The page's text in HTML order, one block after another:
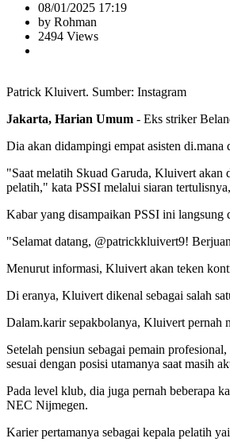
08/01/2025 17:19
by Rohman
2494 Views
Patrick Kluivert. Sumber: Instagram
Jakarta, Harian Umum - Eks striker
Dia akan didampingi empat asisten
"Saat melatih Skuad Garuda, Kluivert akan
pelatih," kata PSSI melalui siaran
Kabar yang disampaikan PSSI ini langsung
"Selamat datang, @patrickkluivert9!
Menurut informasi, Kluivert akan teken
Di eranya, Kluivert dikenal sebagai salah
Dalam.karir sepakbolanya, Kluivert pernah
Setelah pensiun sebagai pemain
sesuai dengan posisi utamanya saat masih
Pada level klub, dia juga pernah beberapa
NEC Nijmegen.
Karier pertamanya sebagai kepala pelatih